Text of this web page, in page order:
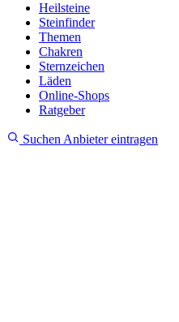
Heilsteine
Steinfinder
Themen
Chakren
Sternzeichen
Läden
Online-Shops
Ratgeber
Suchen Anbieter eintragen